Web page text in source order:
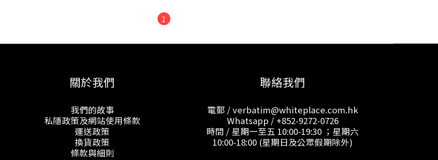
1
關於我們
我們的故事
私隱政策及網站使用條款
運送政策
換貨政策
條款與細則
聯絡我們
電郵 / verbatim@whiteplace.com.hk
Whatsapp / +852-9272-0726
時間 / 星期一至五 10:00-19:30 ；星期六
10:00-18:00 (星期日及公眾假期除外)